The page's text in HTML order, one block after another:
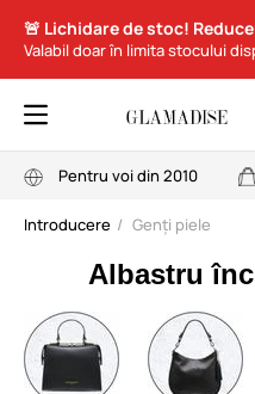
🚨 Lichidare de stoc!
Valabil doar în limita stocului
Pentru voi din 2010
Introducere Genți piele
Albastru